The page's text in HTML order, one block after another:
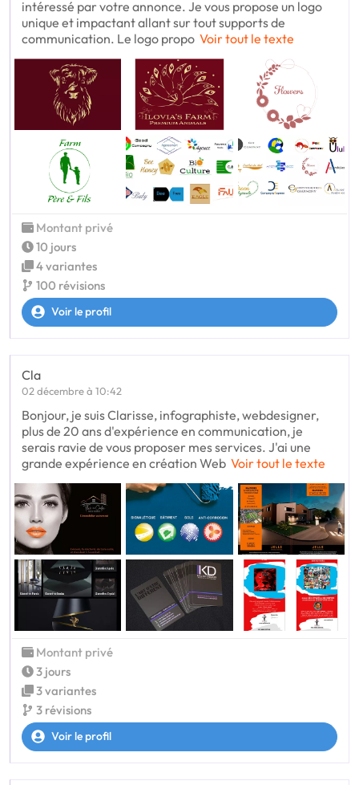
intéressé par votre annonce. Je vous propose un logo
unique et impactant allant sur tout supports de
communication. Le logo propo Voir tout le texte
Montant privé
10 jours
4 variantes
100 révisions
Voir le profil
Cla
02 décembre à 10:42
Bonjour, je suis Clarisse, infographiste, webdesigner,
plus de 20 ans d'expérience en communication, je
serais ravie de vous proposer mes services. J'ai une
grande expérience en création Web Voir tout le texte
Montant privé
3 jours
3 variantes
3 révisions
Voir le profil